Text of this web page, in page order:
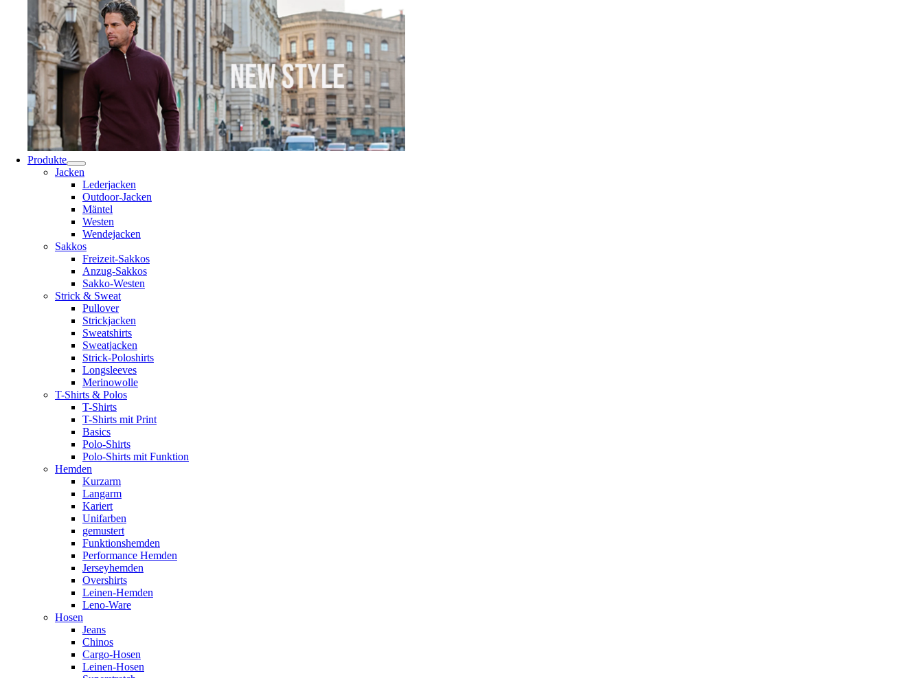
Produkte
Jacken
Lederjacken
Outdoor-Jacken
Mäntel
Westen
Wendejacken
Sakkos
Freizeit-Sakkos
Anzug-Sakkos
Sakko-Westen
Strick & Sweat
Pullover
Strickjacken
Sweatshirts
Sweatjacken
Strick-Poloshirts
Longsleeves
Merinowolle
T-Shirts & Polos
T-Shirts
T-Shirts mit Print
Basics
Polo-Shirts
Polo-Shirts mit Funktion
Hemden
Kurzarm
Langarm
Kariert
Unifarben
gemustert
Funktionshemden
Performance Hemden
Jerseyhemden
Overshirts
Leinen-Hemden
Leno-Ware
Hosen
Jeans
Chinos
Cargo-Hosen
Leinen-Hosen